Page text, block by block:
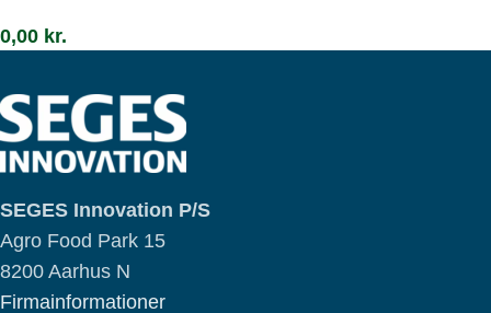
0,00 kr.
SEGES Innovation P/S
Agro Food Park 15
8200 Aarhus N
Firmainformationer